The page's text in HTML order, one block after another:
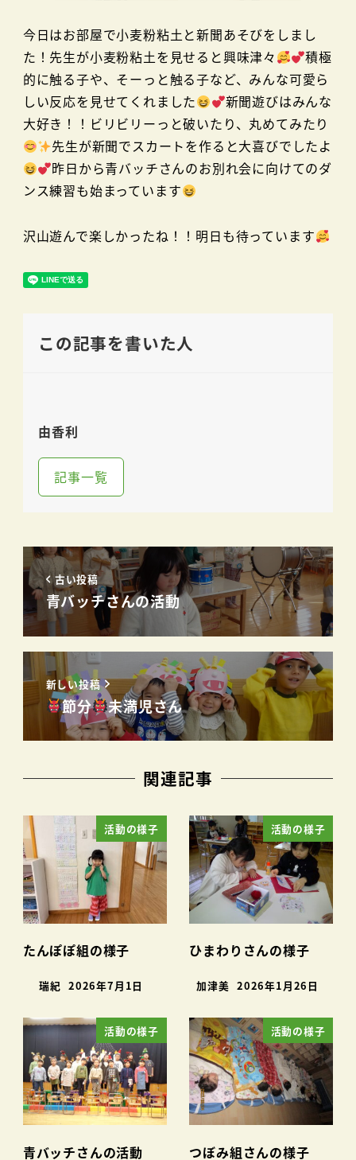
今日はお部屋で小麦粉粘土と新聞あそびをしまし
た！先生が小麦粉粘土を見せると興味津々
積極
的に触る子や、そーっと触る子など、みんな可愛ら
しい反応を見せてくれました
新聞遊びはみんな
大好き！！ビリビリーっと破いたり、丸めてみたり
先生が新聞でスカートを作ると大喜びでしたよ
昨日から青バッチさんのお別れ会に向けてのダ
ンス練習も始まっています
沢山遊んで楽しかったね！！明日も待っています
この記事を書いた人
由香利
記事一覧
古い投稿
青バッチさんの活動
新しい投稿
節分 未満児さん
関連記事
活動の様子
たんぽぽ組の様子
瑞紀 2026年7月1日
活動の様子
ひまわりさんの様子
加津美 2026年1月26日
活動の様子
青バッチさんの活動
活動の様子
つぼみ組さんの様子